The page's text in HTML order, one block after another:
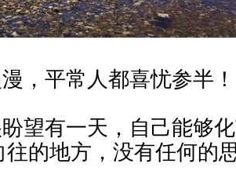
，平常人都喜忧参半！
望有一天，自己能够
往的地方，没有任何的